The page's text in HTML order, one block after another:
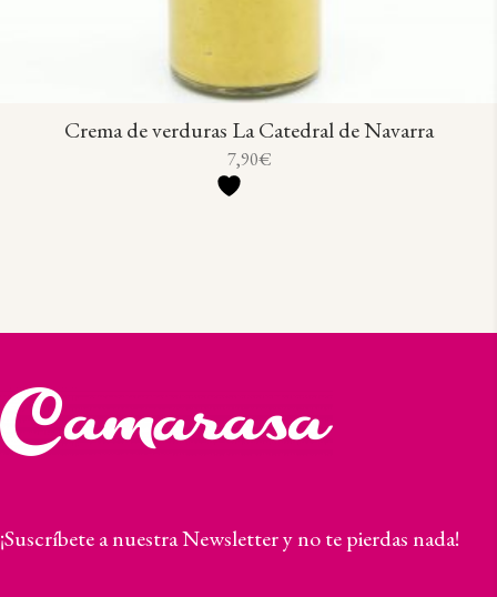
Crema de verduras La Catedral de Navarra
7,90€
¡Suscríbete a nuestra Newsletter y no te pierdas nada!